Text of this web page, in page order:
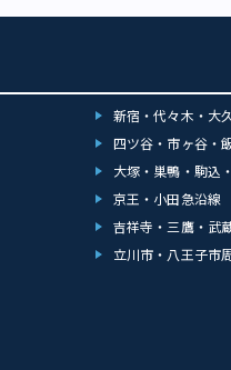
新宿・代々木・大
四ツ谷・市ヶ谷・
大塚・巣鴨・駒込
京王・小田急沿線
吉祥寺・三鷹・武
立川市・八王子市